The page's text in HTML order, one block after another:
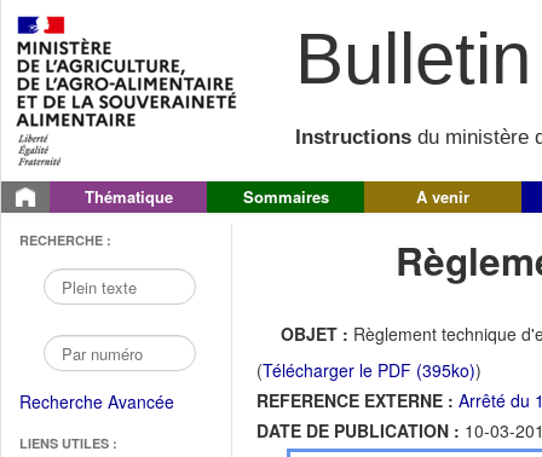
Instructions du ministère
Thématique Sommaires A venir
RECHERCHE :
Recherche Avancée
LIENS UTILES :
OBJET : Règlement technique
(Télécharger le PDF (395ko))
REFERENCE EXTERNE : Arrêté du
DATE DE PUBLICATION : 10-03-